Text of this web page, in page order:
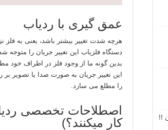
عمق گیری با ردیاب
هرچه شدت تغییر بیشتر باشد، یعنی به فلز
دستگاه فلزیاب این تغییر جریان را متوجه
بدین گونه ما از وجود فلز در اطراف خود
این تغییر جریان به صورت صدا یا تصویر
را مطلع می سازد.
اصطلاحات تخصصی
کار میکنند؟)
!!